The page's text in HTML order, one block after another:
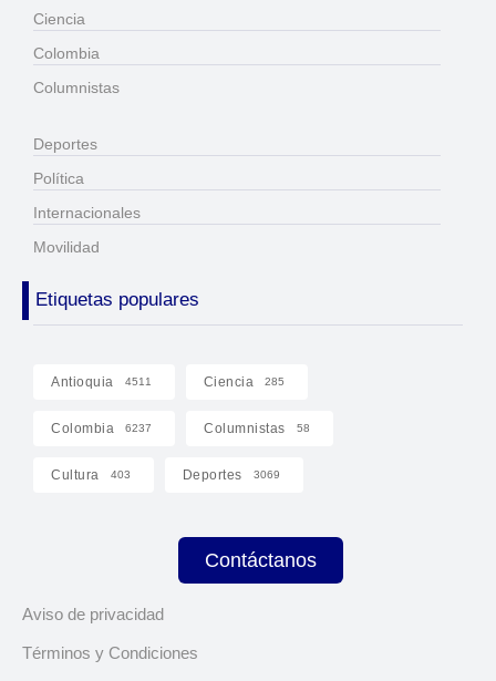
Ciencia
Colombia
Columnistas
Deportes
Política
Internacionales
Movilidad
Etiquetas populares
Antioquia 4511 Ciencia 285
Colombia 6237 Columnistas 58
Cultura 403 Deportes 3069
Contáctanos
Aviso de privacidad
Términos y Condiciones